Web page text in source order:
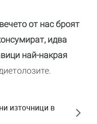
от нас броят
идва
най-накрая
източници в